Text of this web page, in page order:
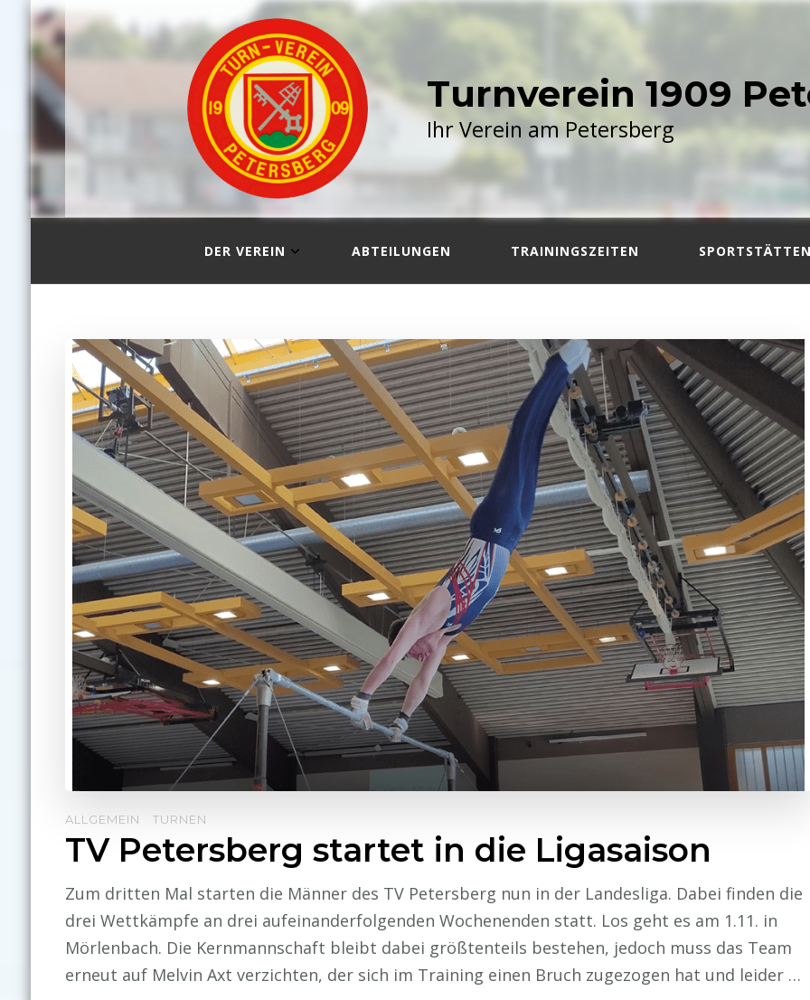
Turnverein 1909
Ihr Verein am Petersberg
DER VEREIN ABTEILUNGEN TRAININGSZEITEN
ALLGEMEIN TURNEN
TV Petersberg startet in die Ligasaison
Zum dritten Mal starten die Männer des TV Petersberg nun in der Landesliga. Dabei finden die
drei Wettkämpfe an drei aufeinanderfolgenden Wochenenden statt. Los geht es am 1.11. in
Mörlenbach. Die Kernmannschaft bleibt dabei größtenteils bestehen, jedoch muss das Team
erneut auf Melvin Axt verzichten, der sich im Training einen Bruch zugezogen hat und leider …